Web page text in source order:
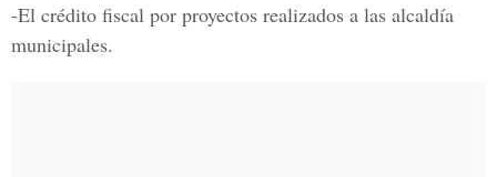
-El crédito fiscal por proyectos realizados a las alcaldía
municipales.